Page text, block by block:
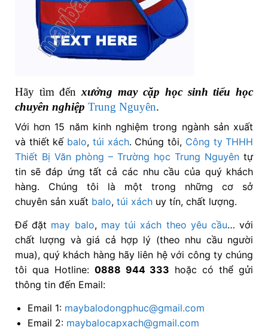
Hãy tìm đếnxưởng may cặp học sinh tiểu học
chuyên nghiệp Trung Nguyên.
Với hơn 15 năm kinh nghiệm trong ngành sản xuất
và thiết kế balo, túi xách. Chúng tôi, Công ty THHH
Thiết Bị Văn phòng – Trường học Trung Nguyên tự
tin sẽ đáp ứng tất cả các nhu cầu của quý khách
hàng. Chúng tôi là một trong những cơ sở
chuyên sản xuất balo, túi xáchuy tín, chất lượng.
Để đặt may balo, may túi xách theo yêu cầu… với
chất lượng và giá cả hợp lý (theo nhu cầu người
mua), quý khách hàng hãy liên hệ với công ty chúng
tôi qua Hotline: 0888 944 333 hoặc có thể gửi
thông tin đến Email:
Email 1: maybalodongphuc@gmail.com
Email 2: maybalocapxach@gmail.com